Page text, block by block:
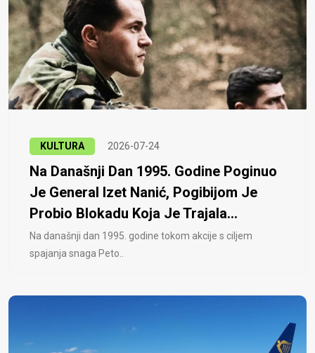
KULTURA 2026-07-24
Na Današnji Dan 1995. Godine Poginuo
Je General Izet Nanić, Pogibijom Je
Probio Blokadu Koja Je Trajala...
Na današnji dan 1995. godine tokom akcije s ciljem
spajanja snaga Peto..